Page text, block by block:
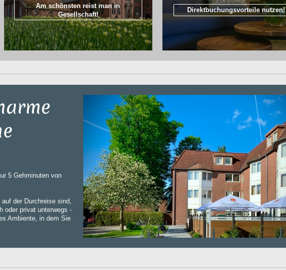
Am schönsten reist man in
Gesellschaft!
Direktbuchungsvorteile nutzen!
5 Gehminuten von
der Durchreise sind,
oder privat unterwegs -
Ambiente, in dem Sie